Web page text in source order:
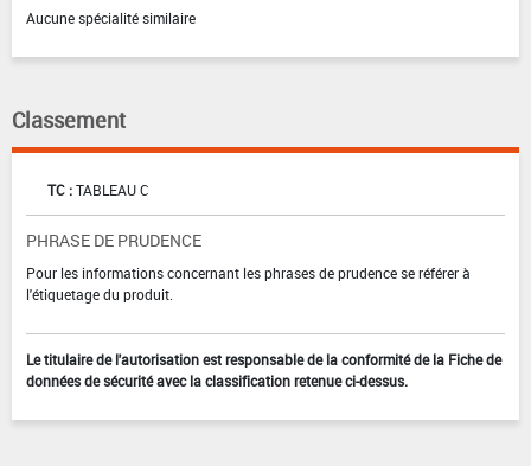
Aucune spécialité similaire
Classement
TC :TABLEAU C
PHRASE DE PRUDENCE
Pour les informations concernant les phrases de prudence se référer à
l'étiquetage du produit.
Le titulaire de l'autorisation est responsable de la conformité de la Fiche de
données de sécurité avec la classification retenue ci-dessus.